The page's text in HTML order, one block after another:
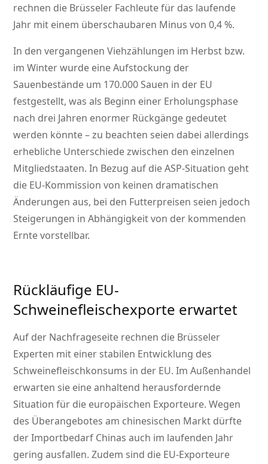
rechnen die Brüsseler Fachleute für das laufende
Jahr mit einem überschaubaren Minus von 0,4 %.
In den vergangenen Viehzählungen im Herbst bzw.
im Winter wurde eine Aufstockung der
Sauenbestände um 170.000 Sauen in der EU
festgestellt, was als Beginn einer Erholungsphase
nach drei Jahren enormer Rückgänge gedeutet
werden könnte – zu beachten seien dabei allerdings
erhebliche Unterschiede zwischen den einzelnen
Mitgliedstaaten. In Bezug auf die ASP-Situation geht
die EU-Kommission von keinen dramatischen
Änderungen aus, bei den Futter­preisen seien jedoch
Steigerungen in Ab­hän­gig­keit von der kommenden
Ernte vorstellbar.
Rückläufige EU-
Schweinefleischexporte erwartet
Auf der Nachfrageseite rechnen die Brüsseler
Experten mit einer stabilen Entwicklung des
Schweinefleischkonsums in der EU. Im Außenhandel
erwarten sie eine anhaltend herausfordernde
Situation für die europäischen Exporteure. Wegen
des Überangebotes am chinesischen Markt dürfte
der Importbedarf Chinas auch im laufenden Jahr
gering ausfallen. Zudem sind die EU-Exporteure